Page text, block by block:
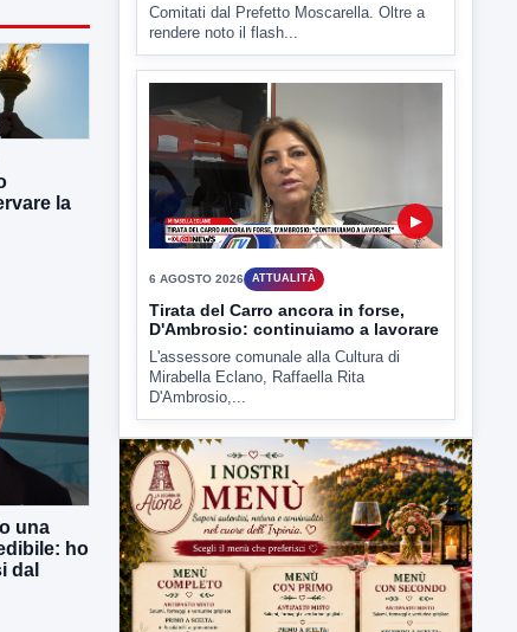
la
una
ho
dal
Miasmi, Comitati dal Prefetto: non
lasciateci soli
rendere noto il flash...
Tirata del Carro ancora in forse,
D'Ambrosio: continuiamo a lavorare
L'assessore comunale alla Cultura di
Mirabella Eclano, Raffaella Rita
D'Ambrosio,...